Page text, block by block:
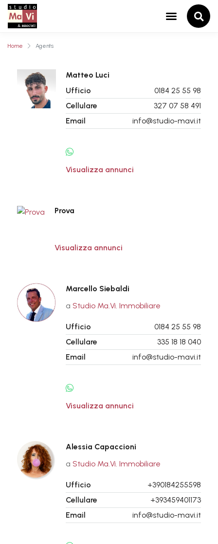
Home Agents
Matteo Luci
Ufficio
0184 25 55 98
Cellulare
327 07 58 491
Email
info@studio-mavi.it
Visualizza annunci
Prova
Visualizza annunci
Marcello Siebaldi
a Studio Ma.Vi. Immobiliare
Ufficio
0184 25 55 98
Cellulare
335 18 18 040
Email
info@studio-mavi.it
Visualizza annunci
Alessia Capaccioni
a Studio Ma.Vi. Immobiliare
Ufficio
+390184255598
Cellulare
+393459401173
Email
info@studio-mavi.it